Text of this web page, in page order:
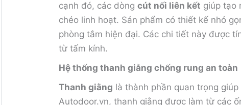
cạnh đó, các dòng cút nối liên kết giúp tạo
chéo linh hoạt. Sản phẩm có thiết kế nhỏ
phòng tắm hiện đại. Các chi tiết này được
từ tấm kính.
Hệ thống thanh giằng chống rung an toàn
Thanh giằng là thành phần quan trọng
Autodoor.vn, thanh giằng được làm từ các